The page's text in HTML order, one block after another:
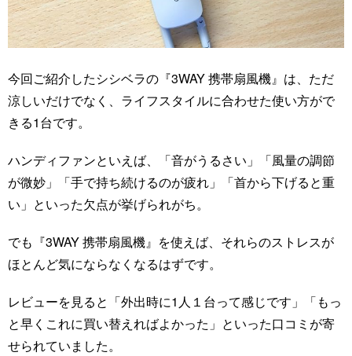
今回ご紹介したシシベラの『3WAY 携帯扇風機』は、ただ
涼しいだけでなく、ライフスタイルに合わせた使い方がで
きる1台です。
ハンディファンといえば、「音がうるさい」「風量の調節
が微妙」「手で持ち続けるのが疲れ」「首から下げると重
い」といった欠点が挙げられがち。
でも『3WAY 携帯扇風機』を使えば、それらのストレスが
ほとんど気にならなくなるはずです。
レビューを見ると「外出時に1人１台って感じです」「もっ
と早くこれに買い替えればよかった」といった口コミが寄
せられていました。